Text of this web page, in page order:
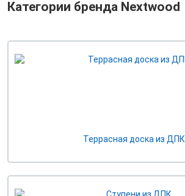
Категории бренда Nextwood
Террасная доска из ДПК